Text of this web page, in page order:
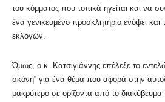
του κόμματος που τοπικά ηγείται και να
ένα γενικευμένο προσκλητήριο ενόψει
εκλογών.
Όμως, ο κ. Κατσιγιάννης επέλεξε το
σκόνη” για ένα θέμα που αφορά στην
μακρύτερο σε ορίζοντα από το